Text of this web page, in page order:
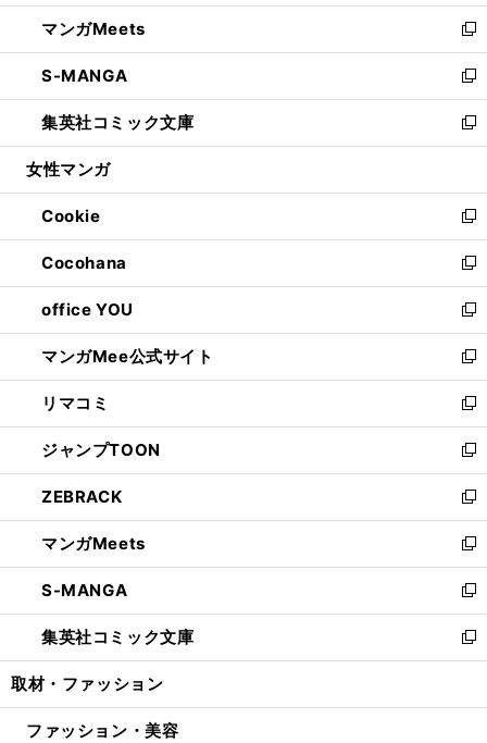
開
く
ウ
で
開
く
ン
ド
ウ
で
開
く
ウ
ィ
ン
ド
ウ
で
開
し
い
ウ
ィ
ン
ド
ウ
開
く
マンガMeets
新
し
い
ウ
ィ
ン
ウ
で
開
く
S-MANGA
新
し
い
ウ
ン
ド
ウ
で
開
く
集英社コミック文庫
新
し
ウ
ィ
ン
ド
ウ
で
開
く
女性マンガ
Cookie
新
し
い
ウ
ィ
ン
ド
ウ
で
開
く
Cocohana
新
し
い
ウ
ィ
ン
ド
ウ
で
開
く
office YOU
新
し
い
ウ
ィ
ン
ド
ウ
で
開
く
マンガMee公式サイト
新
し
い
ウ
ィ
ン
ド
ウ
で
開
く
リマコミ
新
し
い
ウ
ィ
ン
ド
ウ
で
開
く
ジャンプTOON
新
し
い
ウ
ィ
ン
ド
ウ
で
開
ZEBRACK
新
し
い
ウ
ィ
ン
ド
ウ
開
マンガMeets
新
し
い
ウ
ィ
ン
ウ
S-MANGA
新
し
い
ウ
ン
集英社コミック文庫
新
し
ウ
取材・ファッション
ファッション・美容